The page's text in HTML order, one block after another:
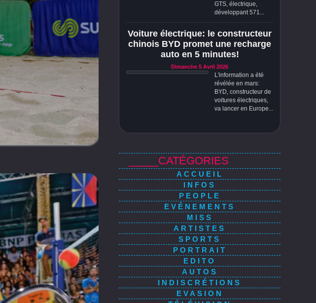
GTS, électrique,
développant 571...
Voiture électrique: le constructeur
chinois BYD promet une recharge
auto en 5 minutes!
Dimanche 5 Avril 2026
L'information a été
révélée en mars:
BYD, constructeur de
voitures électriques,
va lancer en Europe...
_____CATÉGORIES
ACCUEIL
INFOS
PEOPLE
EVÉNEMENTS
MISS
ARTISTES
SPORTS
PORTRAIT
EDITO
AUTOS
INDISCRÉTIONS
EVASION